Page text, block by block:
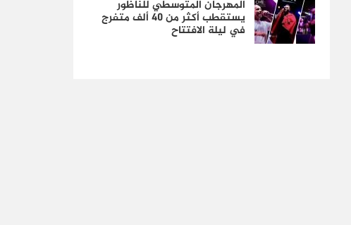
المهرجان المتوسطي للناظور
يستقطب أكثر من 40 ألف متفرج
في ليلة الافتتاح